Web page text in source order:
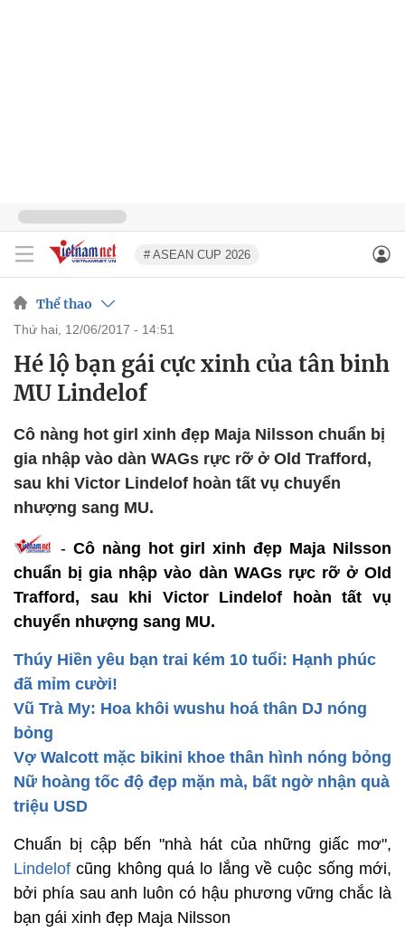
# ASEAN CUP 2026
Thể thao
thứ hai, 12/06/2017 - 14:51
Hé lộ bạn gái cực xinh của tân binh
MU Lindelof
Cô nàng hot girl xinh đẹp Maja Nilsson chuẩn bị
gia nhập vào dàn WAGs rực rỡ ở Old Trafford,
sau khi Victor Lindelof hoàn tất vụ chuyển
nhượng sang MU.
- Cô nàng hot girl xinh đẹp Maja Nilsson
chuẩn bị gia nhập vào dàn WAGs rực rỡ ở Old
Trafford, sau khi Victor Lindelof hoàn tất vụ
chuyển nhượng sang MU.
Thúy Hiền yêu bạn trai kém 10 tuổi: Hạnh phúc
đã mỉm cười!
Vũ Trà My: Hoa khôi wushu hoá thân DJ nóng
bỏng
Vợ Walcott mặc bikini khoe thân hình nóng bỏng
Nữ hoàng tốc độ đẹp mặn mà, bất ngờ nhận quà
triệu USD
Chuẩn bị cập bến "nhà hát của những giấc mơ",
Lindelof cũng không quá lo lắng về cuộc sống mới,
bởi phía sau anh luôn có hậu phương vững chắc là
bạn gái xinh đẹp Maja Nilsson